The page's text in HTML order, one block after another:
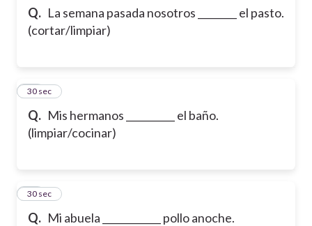
Q. La semana pasada nosotros ________ el pasto.
(cortar/limpiar)
Q. Mis hermanos __________ el baño.
(limpiar/cocinar)
12
30 sec
Q. Mi abuela ____________ pollo anoche.
13
30 sec